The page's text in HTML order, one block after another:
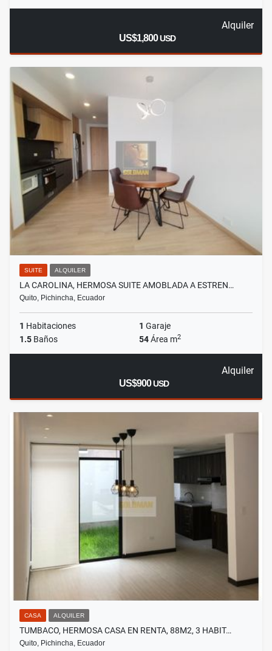
Alquiler
US$1,800USD
SUITE ALQUILER
LA CAROLINA, HERMOSA SUITE AMOBLADA A ESTREN…
Quito, Pichincha, Ecuador
1 Habitaciones 1 Garaje
1.5 Baños 54Área m2
Alquiler
US$900USD
CASA ALQUILER
TUMBACO, HERMOSA CASA EN RENTA, 88M2, 3 HABIT…
Quito, Pichincha, Ecuador